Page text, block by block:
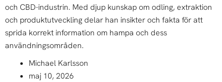
och CBD-industrin. Med djup kunskap om odling, extraktion
och produktutveckling delar han insikter och fakta för att
sprida korrekt information om hampa och dess
användningsområden.
Michael Karlsson
maj 10, 2026